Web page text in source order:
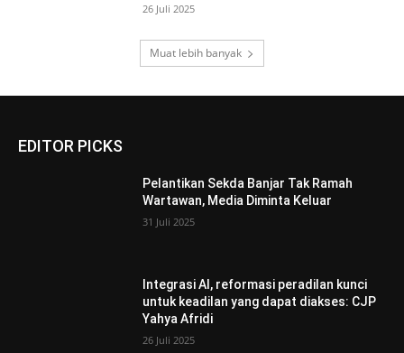
26 Juli 2025
Muat lebih banyak
EDITOR PICKS
Pelantikan Sekda Banjar Tak Ramah
Wartawan, Media Diminta Keluar
31 Juli 2025
Integrasi AI, reformasi peradilan kunci
untuk keadilan yang dapat diakses: CJP
Yahya Afridi
26 Juli 2025